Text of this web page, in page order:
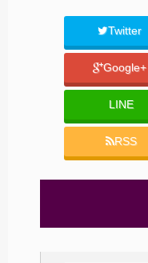
Twitter
Google+
LINE
RSS